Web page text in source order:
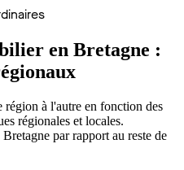
en Bretagne :
à l'autre en fonction des
régionales et locales.
par rapport au reste de